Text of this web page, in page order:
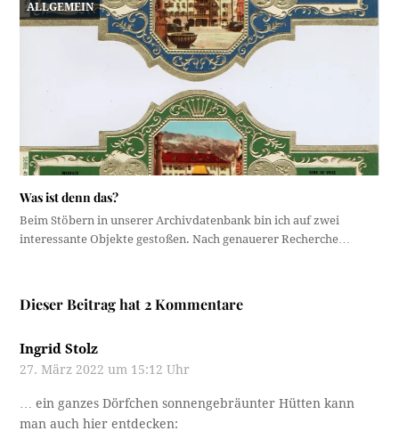
ALLGEMEIN
Was ist denn das?
Beim Stöbern in unserer Archivdatenbank bin ich auf zwei
interessante Objekte gestoßen. Nach genauerer Recherche…
Dieser Beitrag hat 2 Kommentare
Ingrid Stolz
27. März 2022 um 15:12 Uhr
… ein ganzes Dörfchen sonnengebräunter Hütten kann
man auch hier entdecken: